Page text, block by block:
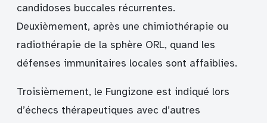
candidoses buccales récurrentes.
Deuxièmement, après une chimiothérapie ou
radiothérapie de la sphère ORL, quand les
défenses immunitaires locales sont affaiblies.
Troisièmement, le Fungizone est indiqué lors
d’échecs thérapeutiques avec d’autres